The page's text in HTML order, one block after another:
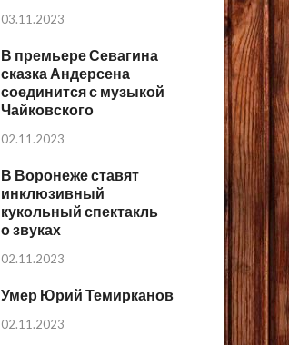
03.11.2023
В премьере Севагина
сказка Андерсена
соединится с музыкой
Чайковского
02.11.2023
В Воронеже ставят
инклюзивный
кукольный спектакль
о звуках
02.11.2023
Умер Юрий Темирканов
02.11.2023